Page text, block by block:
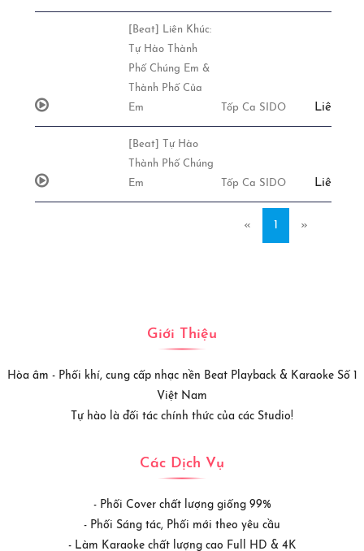
[Beat] Liên Khúc:
Tự Hào Thành
Phố Chúng Em &
Thành Phố Của
Em
Tốp Ca SIDO Liên Hệ
[Beat] Tự Hào
Thành Phố Chúng
Em
Tốp Ca SIDO Liên Hệ
« 1 »
Giới Thiệu
Hòa âm - Phối khí, cung cấp nhạc nền Beat Playback & Karaoke Số 1
Việt Nam
Tự hào là đối tác chính thức của các Studio!
Các Dịch Vụ
- Phối Cover chất lượng giống 99%
- Phối Sáng tác, Phối mới theo yêu cầu
- Làm Karaoke chất lượng cao Full HD & 4K